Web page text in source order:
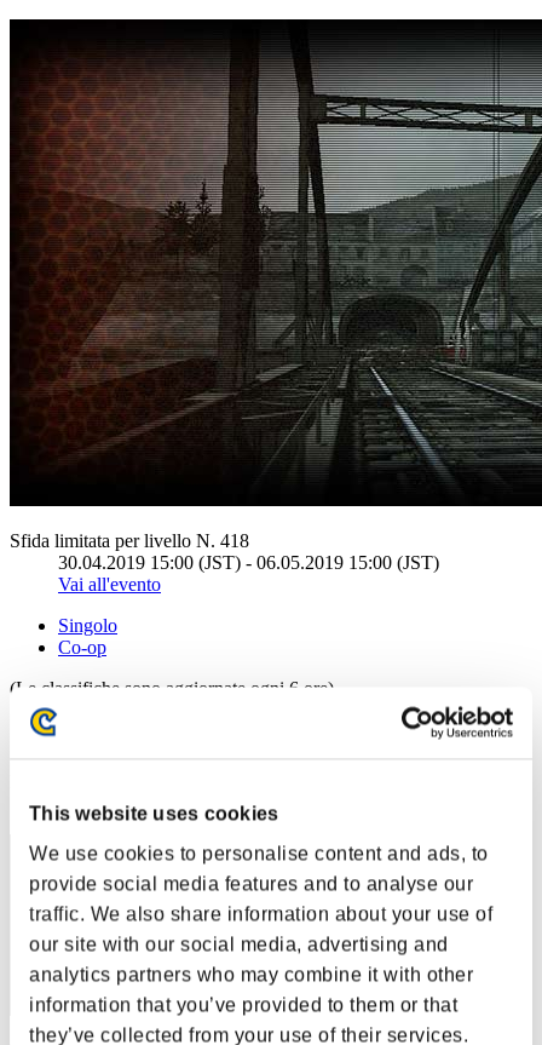
This website uses cookies
We use cookies to personalise content and ads, to
provide social media features and to analyse our
traffic. We also share information about your use of
our site with our social media, advertising and
analytics partners who may combine it with other
information that you’ve provided to them or that
they’ve collected from your use of their services.
Sfida limitata per livello N. 418
30.04.2019 15:00 (JST) - 06.05.2019 15:00 (JST)
Vai all'evento
Singolo
Co-op
(Le classifiche sono aggiornate ogni 6 ore)
Classifiche
31